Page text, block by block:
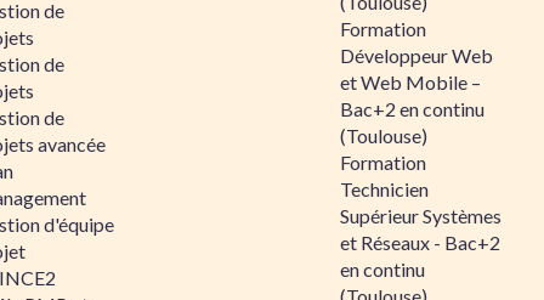
de
de
de
avancée
d'équipe
Formation
Développeur Web
et Web Mobile –
Bac+2 en continu
(Toulouse)
Formation
Technicien
Supérieur Systèmes
et Réseaux - Bac+2
en continu